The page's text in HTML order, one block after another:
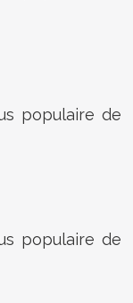
populaire de
populaire de